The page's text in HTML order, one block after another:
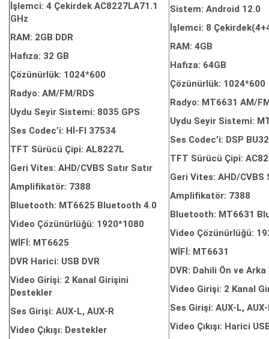
İşlemci: 4 Çekirdek AC8227LA71.1
GHz
RAM: 2GB DDR
Hafıza: 32 GB
Çözünürlük: 1024*600
Radyo: AM/FM/RDS
Uydu Seyir Sistemi: 8035 GPS
Ses Codec’i: Hİ-FI 37534
TFT Sürücü Çipi: AL8227L
Geri Vites: AHD/CVBS Satır Satır
Amplifikatör: 7388
Bluetooth: MT6625 Bluetooth 4.0
Video Çözünürlüğü: 1920*1080
WİFİ: MT6625
DVR Harici: USB DVR
Video Girişi: 2 Kanal Girişini
Destekler
Ses Girişi: AUX-L, AUX-R
Video Çıkışı: Destekler
Sistem: Android 12.0
İşlemci: 8
RAM: 4GB
Hafıza: 64GB
Çözünürlük: 1024*600
Radyo: MT6631 AM/
Uydu Seyir Sistemi:
Ses Codec’i: DSP
TFT Sürücü Çipi:
Geri Vites: AHD/CVBS
Amplifikatör: 7388
Bluetooth: MT6631
Video Çözünürlüğü:
WİFİ: MT6631
DVR: Dahili Ön ve
Video Girişi: 2 Kanal
Ses Girişi: AUX-L,
Video Çıkışı: Harici